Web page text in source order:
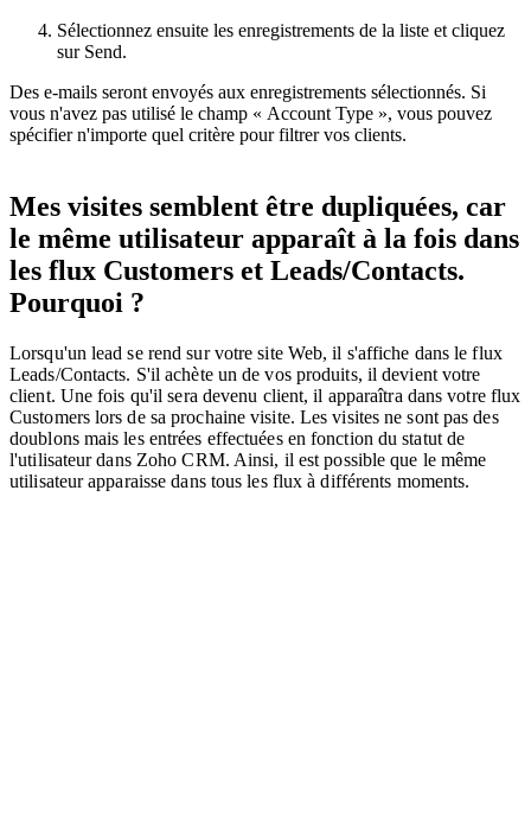
Sélectionnez ensuite les enregistrements de la liste et cliquez
sur Send.
Des e-mails seront envoyés aux enregistrements sélectionnés. Si
vous n'avez pas utilisé le champ « Account Type », vous pouvez
spécifier n'importe quel critère pour filtrer vos clients.
Mes visites semblent être dupliquées, car
le même utilisateur apparaît à la fois dans
les flux Customers et Leads/Contacts.
Pourquoi ?
Lorsqu'un lead se rend sur votre site Web, il s'affiche dans le flux
Leads/Contacts. S'il achète un de vos produits, il devient votre
client. Une fois qu'il sera devenu client, il apparaîtra dans votre flux
Customers lors de sa prochaine visite. Les visites ne sont pas des
doublons mais les entrées effectuées en fonction du statut de
l'utilisateur dans Zoho CRM. Ainsi, il est possible que le même
utilisateur apparaisse dans tous les flux à différents moments.